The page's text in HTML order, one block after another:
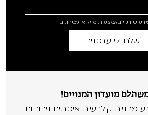
שיווקי באמצעות מייל או מסרונים
מועדון המנויים!
מחוויות קולנועיות איכותית וייחודיות